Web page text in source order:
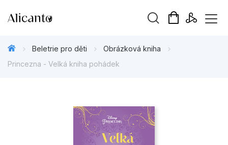
Beletrie pro děti
Obrázková kniha
Princezna - Velká kniha pohádek